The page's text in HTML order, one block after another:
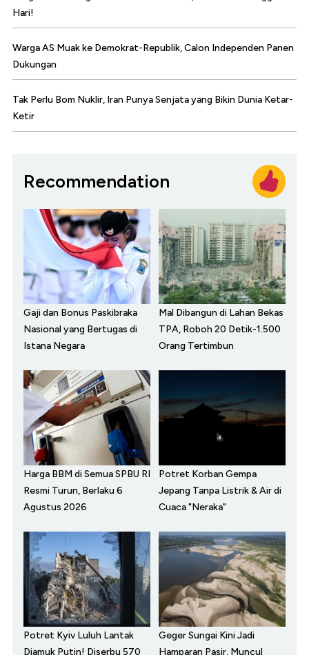
Hari!
Warga AS Muak ke Demokrat-Republik, Calon Independen Panen
Dukungan
Tak Perlu Bom Nuklir, Iran Punya Senjata yang Bikin Dunia Ketar-
Ketir
Recommendation
Gaji dan Bonus Paskibraka
Nasional yang Bertugas di
Istana Negara
Mal Dibangun di Lahan Bekas
TPA, Roboh 20 Detik-1.500
Orang Tertimbun
Harga BBM di Semua SPBU RI
Resmi Turun, Berlaku 6
Agustus 2026
Potret Korban Gempa
Jepang Tanpa Listrik & Air di
Cuaca "Neraka"
Potret Kyiv Luluh Lantak
Diamuk Putin! Diserbu 570
Geger Sungai Kini Jadi
Hamparan Pasir, Muncul